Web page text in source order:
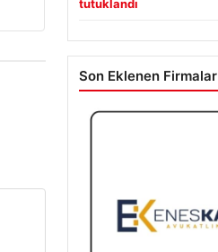
tutuklandı
Son Eklenen Firmalar